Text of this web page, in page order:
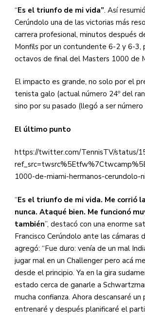
“Es el triunfo de mi vida”. Así
Cerúndolo una de las victorias más
carrera profesional, minutos después
Monfils por un contundente 6-2 y 6-3,
octavos de final del Masters 1000 de
El impacto es grande, no solo por el
tenista galo (actual número 24º del
sino por su pasado (llegó a ser número
El último punto
https://twitter.com/TennisTV/status/
1000-de-miami-hermanos-cerundolo-
“Es el triunfo de mi vida. Me corrió
nunca. Ataqué bien. Me funcionó
también”, destacó con una enorme
Francisco Cerúndolo ante las cámaras
agregó: “Fue duro: venía de un mal
jugar mal en un Challenger pero acá
desde el principio. Ya en la gira
estado cerca de ganarle a
mucha confianza. Ahora descansaré un
entrenaré y después planificaré el